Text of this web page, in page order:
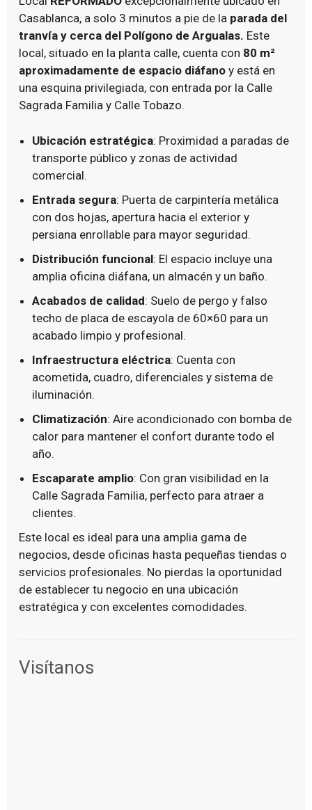
Casablanca, a solo 3 minutos a pie de la parada del
tranvía y cerca del Polígono de Argualas. Este
local, situado en la planta calle, cuenta con 80 m²
aproximadamente de espacio diáfano y está en
una esquina privilegiada, con entrada por la Calle
Sagrada Familia y Calle Tobazo.
Ubicación estratégica: Proximidad a paradas de
transporte público y zonas de actividad
comercial.
Entrada segura: Puerta de carpintería metálica
con dos hojas, apertura hacia el exterior y
persiana enrollable para mayor seguridad.
Distribución funcional: El espacio incluye una
amplia oficina diáfana, un almacén y un baño.
Acabados de calidad: Suelo de pergo y falso
techo de placa de escayola de 60×60 para un
acabado limpio y profesional.
Infraestructura eléctrica: Cuenta con
acometida, cuadro, diferenciales y sistema de
iluminación.
Climatización: Aire acondicionado con bomba de
calor para mantener el confort durante todo el
año.
Escaparate amplio: Con gran visibilidad en la
Calle Sagrada Familia, perfecto para atraer a
clientes.
Este local es ideal para una amplia gama de
negocios, desde oficinas hasta pequeñas tiendas o
servicios profesionales. No pierdas la oportunidad
de establecer tu negocio en una ubicación
estratégica y con excelentes comodidades.
Visítanos